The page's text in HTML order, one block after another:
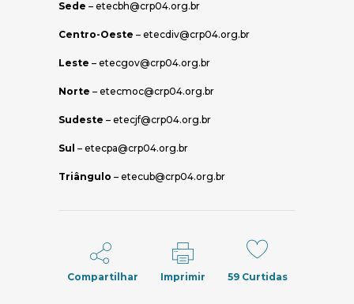
Sede – etecbh@crp04.org.br
Centro-Oeste – etecdiv@crp04.org.br
Leste – etecgov@crp04.org.br
Norte – etecmoc@crp04.org.br
Sudeste – etecjf@crp04.org.br
Sul – etecpa@crp04.org.br
Triângulo – etecub@crp04.org.br
Compartilhar Imprimir 59Curtidas